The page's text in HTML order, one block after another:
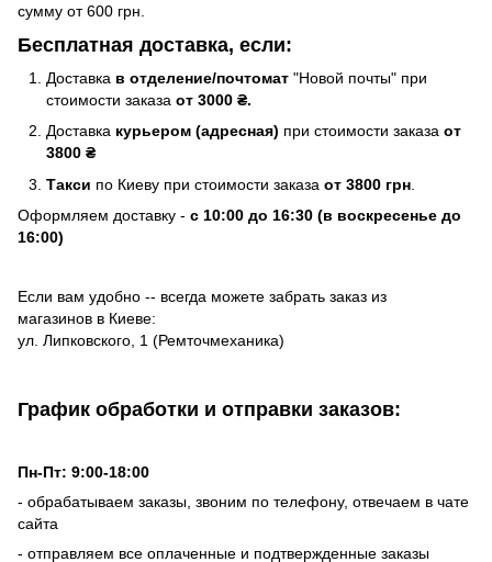
сумму от 600 грн.
Бесплатная доставка, если:
Доставка в отделение/почтомат "Новой почты" при
стоимости заказа от 3000 ₴.
Доставка курьером (адресная) при стоимости заказа от
3800 ₴
Такси по Киеву при стоимости заказа от 3800 грн
Оформляем доставку - с 10:00 до 16:30 (в воскресенье до
16:00)
Если вам удобно -- всегда можете забрать заказ из
магазинов в Киеве:
ул. Липковского, 1 (Ремточмеханика)
График обработки и отправки заказов:
Пн-Пт: 9:00-18:00
- обрабатываем заказы, звоним по телефону, отвечаем в чате
сайта
- отправляем все оплаченные и подтвержденные заказы